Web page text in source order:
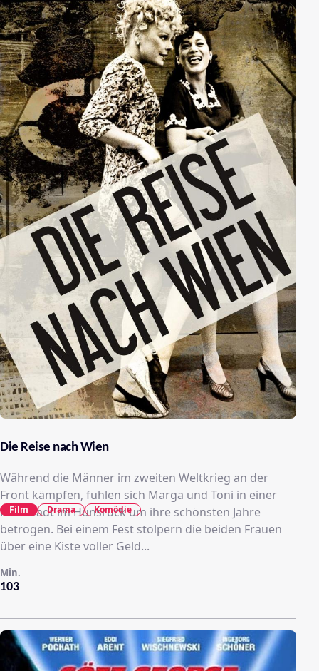
Die Reise nach Wien
Während die Männer im zweiten Weltkrieg an der
Front kämpfen, fühlen sich Marga und Toni in einer
Kleinstadt im Hunsrück um ihre schönsten Jahre
betrogen. Bei einem Fest stolpern die beiden Frauen
über eine Kiste voller Geld...
103
Min.
Film Drama Komödie